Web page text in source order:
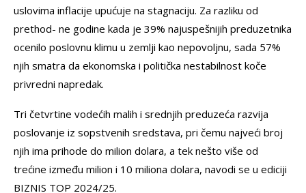
uslovima inflacije upućuje na stagnaciju. Za razliku od
prethod- ne godine kada je 39% najuspešnijih preduzetnika
ocenilo poslovnu klimu u zemlji kao nepovoljnu, sada 57%
njih smatra da ekonomska i politička nestabilnost koče
privredni napredak.
Tri četvrtine vodećih malih i srednjih preduzeća razvija
poslovanje iz sopstvenih sredstava, pri čemu najveći broj
njih ima prihode do milion dolara, a tek nešto više od
trećine između milion i 10 miliona dolara, navodi se u ediciji
BIZNIS TOP 2024/25.